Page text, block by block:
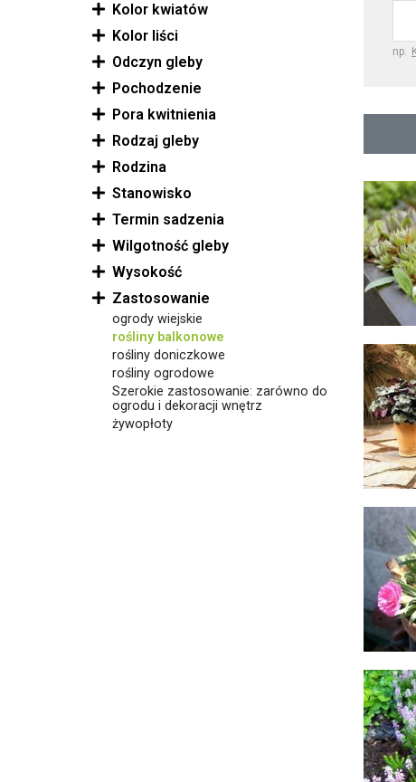
Kolor kwiatów
Kolor liści
Odczyn gleby
Pochodzenie
Pora kwitnienia
Rodzaj gleby
Rodzina
Stanowisko
Termin sadzenia
Wilgotność gleby
Wysokość
Zastosowanie
ogrody wiejskie
rośliny balkonowe
rośliny doniczkowe
rośliny ogrodowe
Szerokie zastosowanie: zarówno do
ogrodu i dekoracji wnętrz
żywopłoty
np.